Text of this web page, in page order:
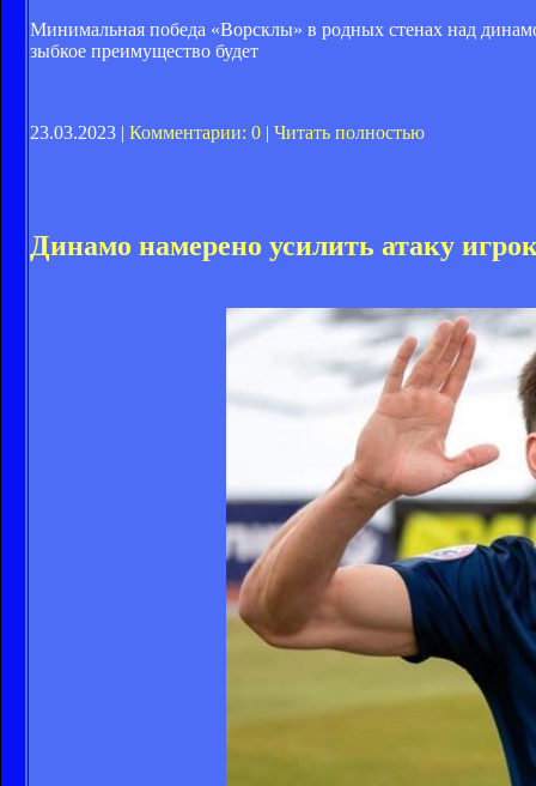
Минимальная победа «Ворсклы» в родных стенах над
зыбкое преимущество будет
23.03.2023 | Комментарии: 0 Читать полностью
Динамо намерено усилить атаку